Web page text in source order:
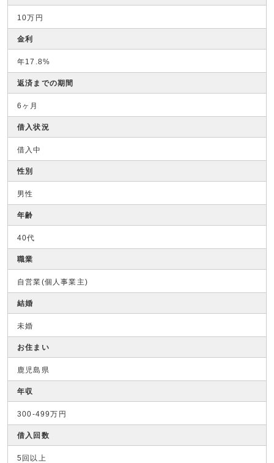
10万円
金利
年17.8%
返済までの期間
6ヶ月
借入状況
借入中
性別
男性
年齢
40代
職業
自営業(個人事業主)
結婚
未婚
お住まい
鹿児島県
年収
300-499万円
借入回数
5回以上